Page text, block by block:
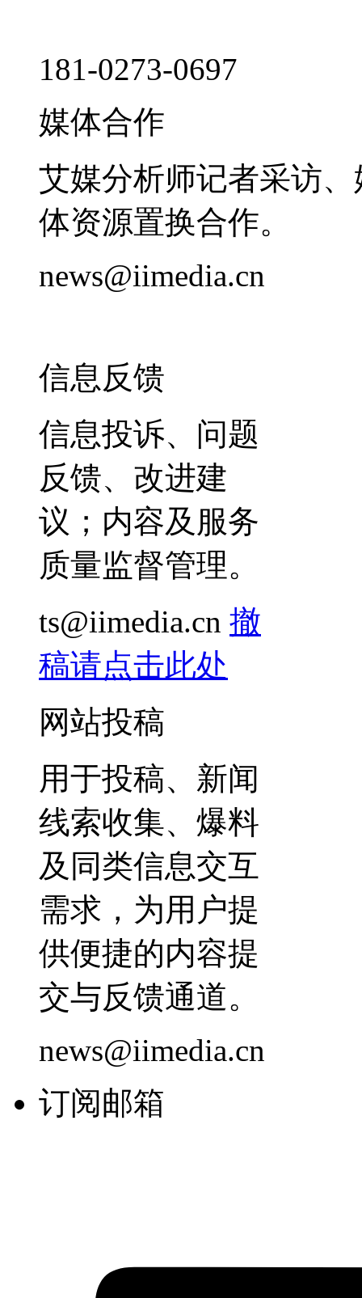
181-0273-0697
媒体合作
艾媒分析师记者采访
体资源置换合作。
news@iimedia.cn
信息反馈
信息投诉、问题
反馈、改进建
议；内容及服务
质量监督管理。
ts@iimedia.cn 撤
稿请点击此处
网站投稿
用于投稿、新闻
线索收集、爆料
及同类信息交互
需求，为用户提
供便捷的内容提
交与反馈通道。
news@iimedia.cn
订阅邮箱